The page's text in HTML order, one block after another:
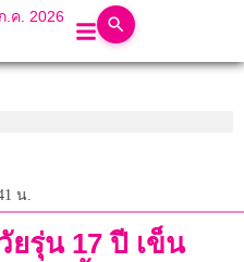
.ค. 2026
น.
รุ่น 17 ปี เข็น